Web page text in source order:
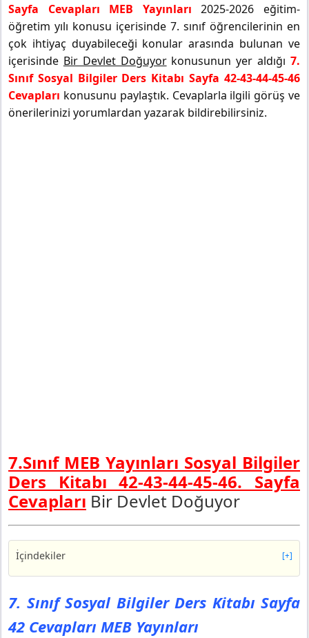
Sayfa Cevapları MEB Yayınları 2025-2026 eğitim-
öğretim yılı konusu içerisinde 7. sınıf öğrencilerinin en
çok ihtiyaç duyabileceği konular arasında bulunan ve
içerisinde Bir Devlet Doğuyorkonusunun yer aldığı7.
Sınıf Sosyal Bilgiler Ders Kitabı Sayfa 42-43-44-45-46
Cevapları konusunu paylaştık. Cevaplarla ilgili görüş ve
önerilerinizi yorumlardan yazarak bildirebilirsiniz.
7.Sınıf MEB Yayınları Sosyal Bilgiler
Ders Kitabı 42-43-44-45-46. Sayfa
Cevapları Bir Devlet Doğuyor
İçindekiler [+]
7. Sınıf Sosyal Bilgiler Ders Kitabı Sayfa 42 Cevapları
MEB Yayınları
Hazırlık Sorusu
7. Sınıf Sosyal Bilgiler Ders Kitabı Sayfa 43 Cevapları
7. Sınıf Sosyal Bilgiler Ders Kitabı Sayfa
42 Cevapları MEB Yayınları